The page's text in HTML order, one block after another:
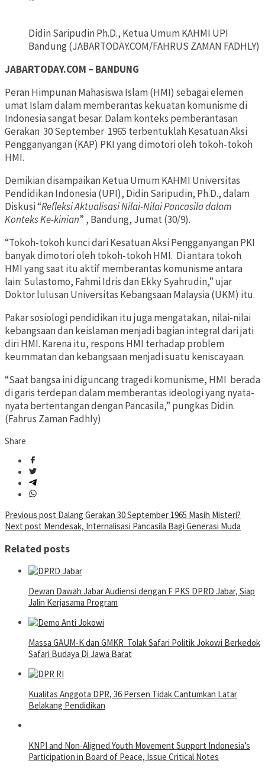
Didin Saripudin Ph.D., Ketua Umum KAHMI UPI
Bandung (JABARTODAY.COM/FAHRUS ZAMAN FADHLY)
JABARTODAY.COM – BANDUNG
Peran Himpunan Mahasiswa Islam (HMI) sebagai elemen
umat Islam dalam memberantas kekuatan komunisme di
Indonesia sangat besar. Dalam konteks pemberantasan
Gerakan 30 September 1965 terbentuklah Kesatuan Aksi
Pengganyangan (KAP) PKI yang dimotori oleh tokoh-tokoh
HMI.
Demikian disampaikan Ketua Umum KAHMI Universitas
Pendidikan Indonesia (UPI), Didin Saripudin, Ph.D., dalam
Diskusi “Refleksi Aktualisasi Nilai-Nilai Pancasila dalam
Konteks Ke-kinian” , Bandung, Jumat (30/9).
“Tokoh-tokoh kunci dari Kesatuan Aksi Pengganyangan PKI
banyak dimotori oleh tokoh-tokoh HMI. Di antara tokoh
HMI yang saat itu aktif memberantas komunisme antara
lain: Sulastomo, Fahmi Idris dan Ekky Syahrudin,” ujar
Doktor lulusan Universitas Kebangsaan Malaysia (UKM) itu.
Pakar sosiologi pendidikan itu juga mengatakan, nilai-nilai
kebangsaan dan keislaman menjadi bagian integral dari jati
diri HMI. Karena itu, respons HMI terhadap problem
keummatan dan kebangsaan menjadi suatu keniscayaan.
“Saat bangsa ini diguncang tragedi komunisme, HMI berada
di garis terdepan dalam memberantas ideologi yang nyata-
nyata bertentangan dengan Pancasila,” pungkas Didin.
(Fahrus Zaman Fadhly)
Share
Post
navigation
Previous post Dalang Gerakan 30 September 1965 Masih Misteri?
Next post Mendesak, Internalisasi Pancasila Bagi Generasi Muda
Related posts
Dewan Dawah Jabar Audiensi dengan F PKS DPRD Jabar, Siap
Jalin Kerjasama Program
Massa GAUM-K dan GMKR Tolak Safari Politik Jokowi Berkedok
Safari Budaya Di Jawa Barat
Kualitas Anggota DPR, 36 Persen Tidak Cantumkan Latar
Belakang Pendidikan
KNPI and Non-Aligned Youth Movement Support Indonesia’s
Participation in Board of Peace, Issue Critical Notes